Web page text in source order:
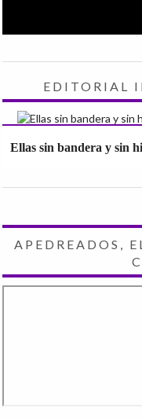
EDITORIAL
Ellas sin bandera y sin
APEDREADOS,